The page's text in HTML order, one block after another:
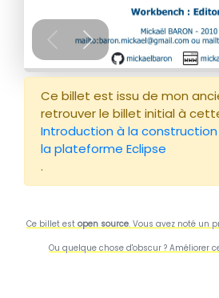
Ce billet est issu de mon
retrouver le billet initial à
Introduction à la
la plateforme Eclipse
.
Ce billet est open source. Vous avez noté un
Ou quelque chose d'obscur ? Améliorer